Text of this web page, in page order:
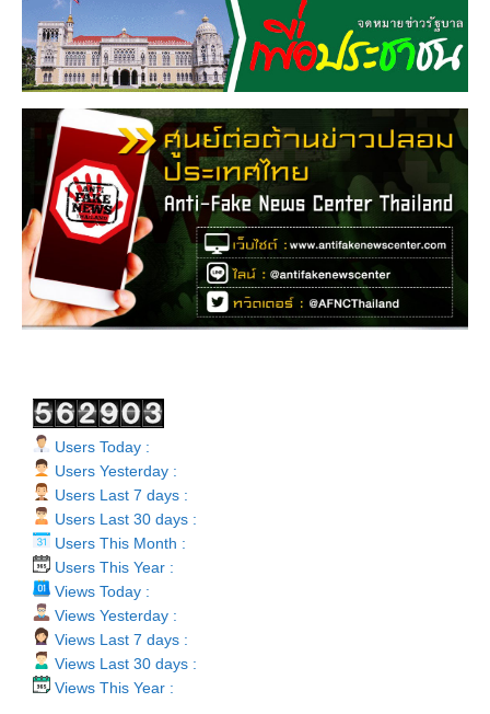
Users Today :
Users Yesterday :
Users Last 7 days :
Users Last 30 days :
Users This Month :
Users This Year :
Views Today :
Views Yesterday :
Views Last 7 days :
Views Last 30 days :
Views This Year :